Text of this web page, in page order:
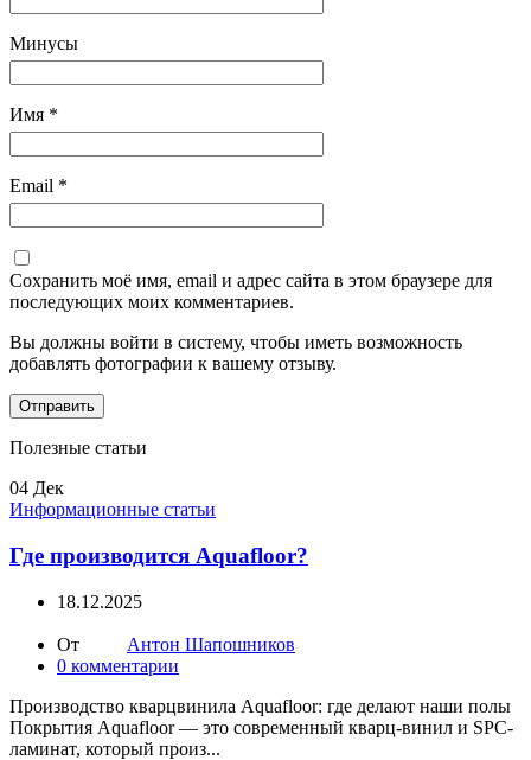
Минусы
Имя *
Email *
Сохранить моё имя, email и адрес сайта в этом браузере для
последующих моих комментариев.
Вы должны войти в систему, чтобы иметь возможность
добавлять фотографии к вашему отзыву.
Полезные статьи
04 Дек
Информационные статьи
Где производится Aquafloor?
18.12.2025
От
Антон Шапошников
0 комментарии
Производство кварцвинила Aquafloor: где делают наши полы
Покрытия Aquafloor — это современный кварц-винил и SPC-
ламинат, который произ...